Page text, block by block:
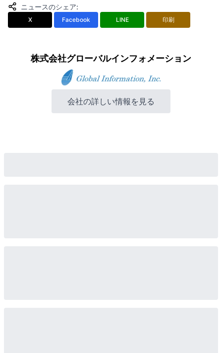
ニュースのシェア:
X Facebook LINE 印刷
株式会社グローバルインフォメーション
会社の詳しい情報を見る